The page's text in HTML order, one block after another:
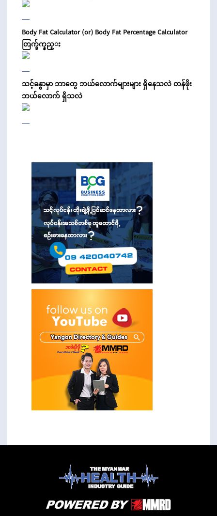
Body Fat Calculator (or) Body Fat Percentage Calculator
တြက္ခ်က္နည္း
သင့်ခန္ဓာမှာ ဘာတွေ ဘယ်လောက်များများ ရှိနေသလဲ တန်ဖိုး
ဘယ်လောက် ရှိသလဲ